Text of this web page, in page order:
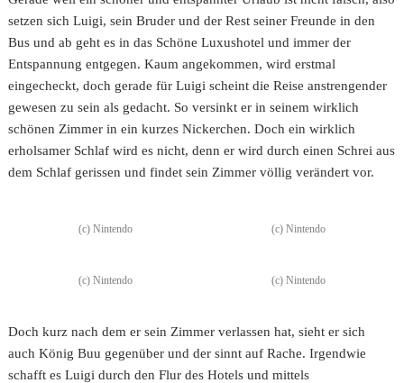
setzen sich Luigi, sein Bruder und der Rest seiner Freunde in den
Bus und ab geht es in das Schöne Luxushotel und immer der
Entspannung entgegen. Kaum angekommen, wird erstmal
eingecheckt, doch gerade für Luigi scheint die Reise anstrengender
gewesen zu sein als gedacht. So versinkt er in seinem wirklich
schönen Zimmer in ein kurzes Nickerchen. Doch ein wirklich
erholsamer Schlaf wird es nicht, denn er wird durch einen Schrei aus
dem Schlaf gerissen und findet sein Zimmer völlig verändert vor.
(c) Nintendo (c) Nintendo
(c) Nintendo (c) Nintendo
Doch kurz nach dem er sein Zimmer verlassen hat, sieht er sich
auch König Buu gegenüber und der sinnt auf Rache. Irgendwie
schafft es Luigi durch den Flur des Hotels und mittels